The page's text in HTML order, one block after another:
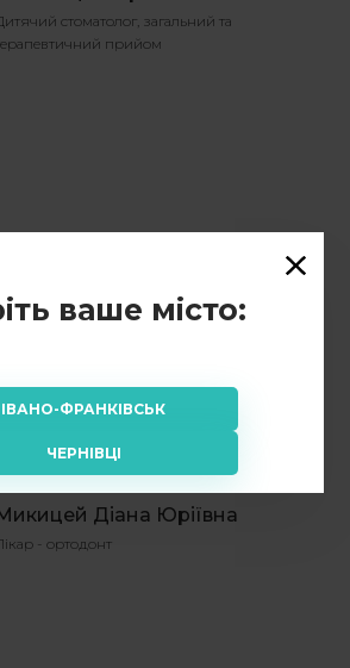
стоматолог, загальний та
прийом
Діана Юріївна
- ортодонт
ваше місто:
ІВАНО-ФРАНКІВСЬК
ЧЕРНІВЦІ